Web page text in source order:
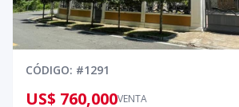
CÓDIGO: #1291
VENTA
US$ 760,000